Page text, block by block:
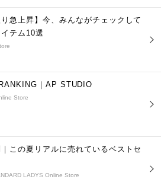
り急上昇】今、みんながチェックして
テム10選
｜AP STUDIO
Store
この夏リアルに売れているベストセ
LADYS Online Store